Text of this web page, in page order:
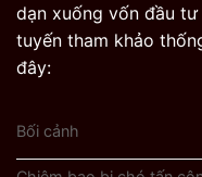
dạn xuống vốn đầu
tuyến tham khảo
đây:
Bối cảnh